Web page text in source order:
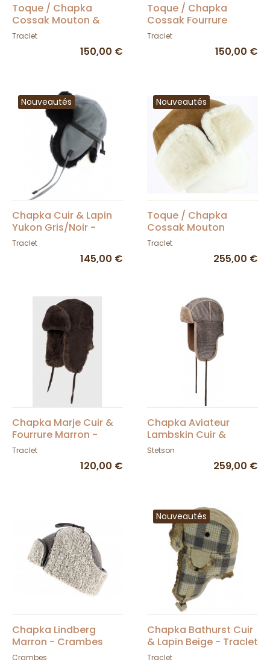
Toque / Chapka
Cossak Mouton &
Fourrure - Traclet
Traclet
150,00 €
Toque / Chapka
Cossak Fourrure
Cache-oreilles -
Traclet
150,00 €
Nouveautés
Chapka Cuir & Lapin
Yukon Gris/Noir -
Gena
Traclet
145,00 €
Nouveautés
Toque / Chapka
Cossak Mouton
Camel - Traclet
Traclet
255,00 €
Chapka Marje Cuir &
Fourrure Marron -
Traclet
Traclet
120,00 €
Chapka Aviateur
Lambskin Cuir &
Coton - Stetson
Stetson
259,00 €
Chapka Lindberg
Marron - Crambes
Crambes
Nouveautés
Chapka Bathurst Cuir
& Lapin Beige - Traclet
Traclet